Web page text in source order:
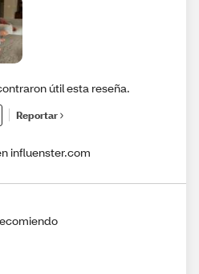
útil esta reseña.
Reportar
influenster.com